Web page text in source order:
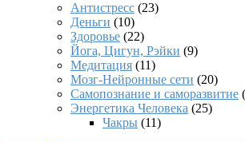
Антистресс (23)
Деньги (10)
Здоровье (22)
Йога, Цигун, Рэйки (9)
Медитация (11)
Мозг-Нейронные сети (20)
Самопознание и саморазвитие
Энергетика Человека (25)
Чакры (11)